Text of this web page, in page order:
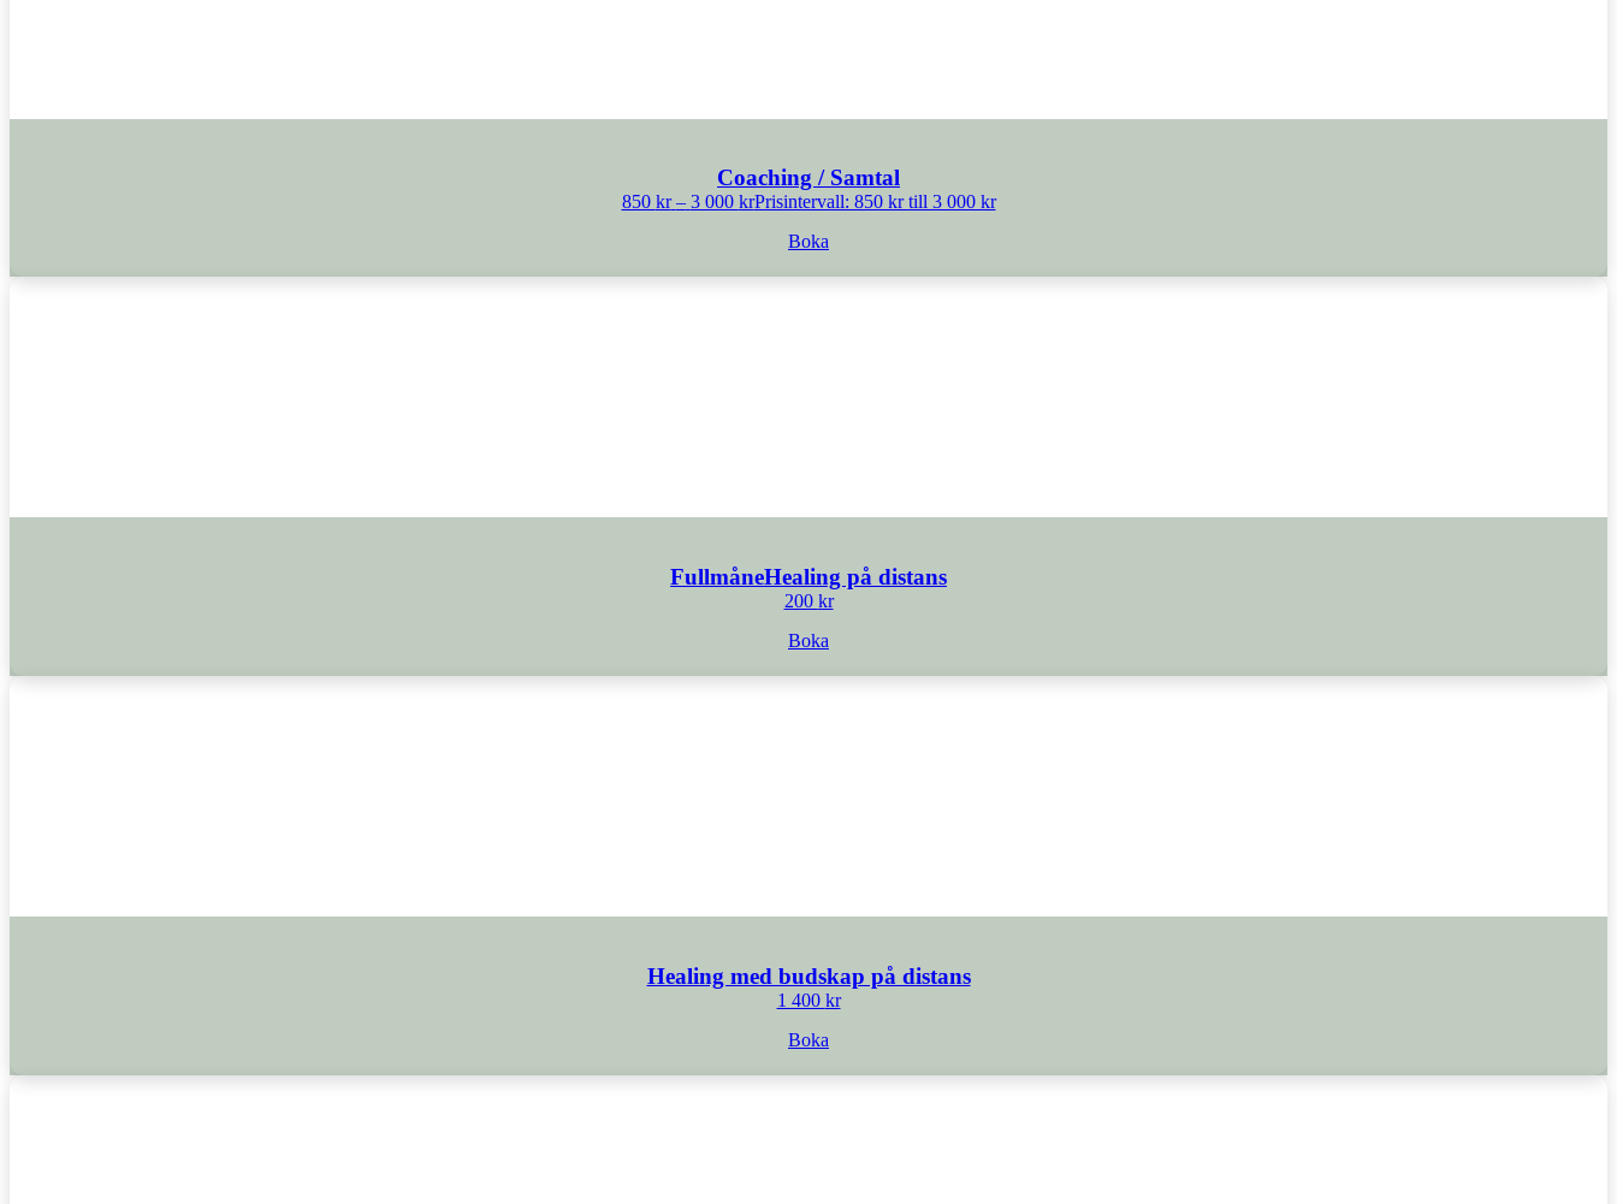
Coaching / Samtal
850 kr – 3 000 krPrisintervall: 850 kr till 3 000 kr
Boka
FullmåneHealing på distans
200 kr
Boka
Healing med budskap på distans
1 400 kr
Boka